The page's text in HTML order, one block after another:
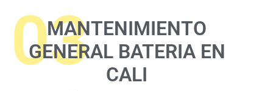
03
MANTENIMIENTO
GENERAL BATERIA EN
CALI